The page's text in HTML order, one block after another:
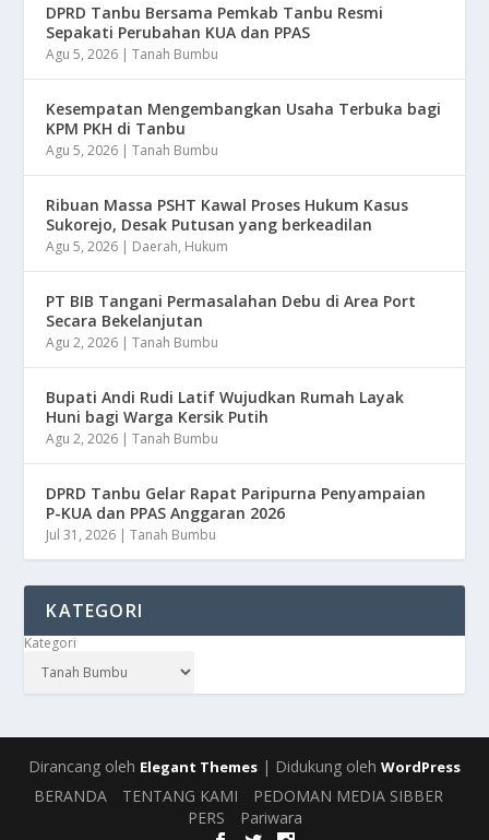
DPRD Tanbu Bersama Pemkab Tanbu Resmi
Sepakati Perubahan KUA dan PPAS
Agu 5, 2026 |Tanah Bumbu
Kesempatan Mengembangkan Usaha Terbuka bagi
KPM PKH di Tanbu
Agu 5, 2026 |Tanah Bumbu
Ribuan Massa PSHT Kawal Proses Hukum Kasus
Sukorejo, Desak Putusan yang berkeadilan
Agu 5, 2026 | Daerah, Hukum
PT BIB Tangani Permasalahan Debu di Area Port
Secara Bekelanjutan
Agu 2, 2026 |Tanah Bumbu
Bupati Andi Rudi Latif Wujudkan Rumah Layak
Huni bagi Warga Kersik Putih
Agu 2, 2026 |Tanah Bumbu
DPRD Tanbu Gelar Rapat Paripurna Penyampaian
P-KUA dan PPAS Anggaran 2026
Jul 31, 2026 |Tanah Bumbu
KATEGORI
Kategori
Dirancang oleh Elegant Themes | Didukung oleh WordPress
BERANDA TENTANG KAMI
PEDOMAN MEDIA SIBBER
PERS
Pariwara